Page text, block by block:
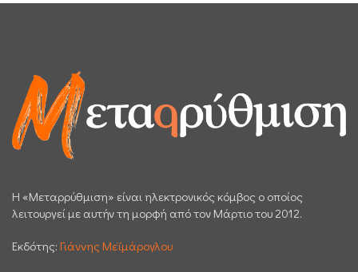
H «Μεταρρύθμιση» είναι ηλεκτρονικός κόμβος ο οποίος
λειτουργεί με αυτήν τη μορφή από τον Μάρτιο του 2012.
Εκδότης: Γιάννης Μεϊμάρογλου